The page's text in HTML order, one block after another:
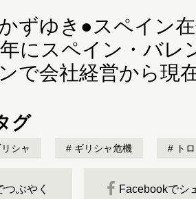
ずゆき●スペイン
年にスペイン・バレ
で会社経営から現
グ
シャ ギリシャ危機 ト
つぶやく Facebookでシ